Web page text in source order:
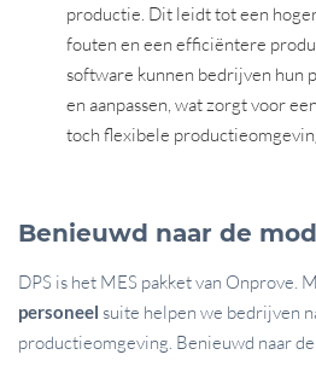
productie. Dit leidt tot een
fouten en een efficiëntere
software kunnen bedrijven hun
en aanpassen, wat zorgt voor
toch flexibele
Benieuwd naar de
DPS is het MES pakket van Onprove.
personeel suite helpen we bedrijven
productieomgeving. Benieuwd naar